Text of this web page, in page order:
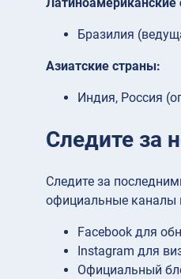
Бразилия
Азиатские страны:
Индия, Россия
Следите за
Следите за
официальные каналы
Facebook для
Instagram для
Официальный